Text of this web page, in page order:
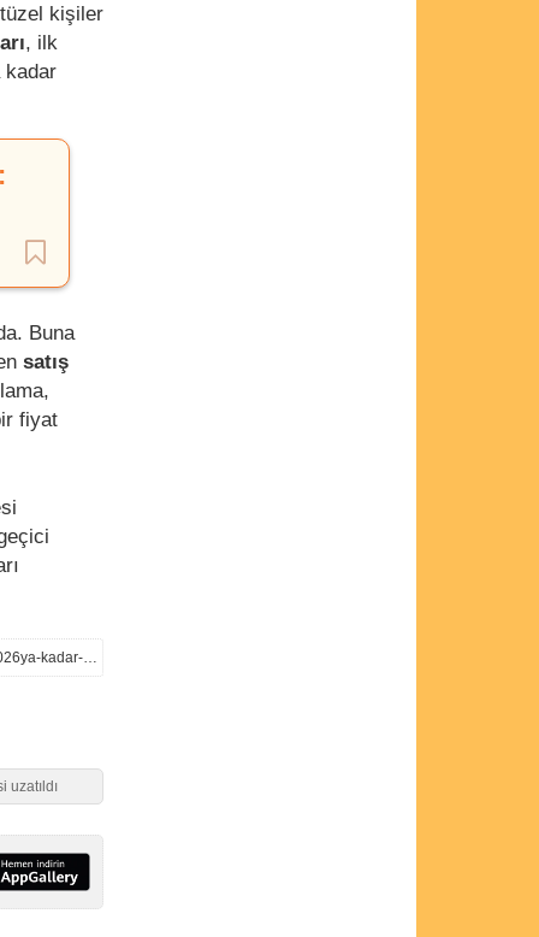
kişiler
, ilk
kadar
Buna
satış
fiyat
https://www.aa.com.tr/tr/ekonomi/ikinci-el-araclarda-6-ay-ve-6-bin-kilometre-duzenlemesi-1-temmuz-2026ya-kadar-uzatildi/3782199